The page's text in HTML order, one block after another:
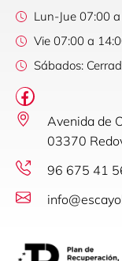
Lun-Jue 07:00
Vie 07:00 a
Sábados:
Avenida de
03370
96 675 41